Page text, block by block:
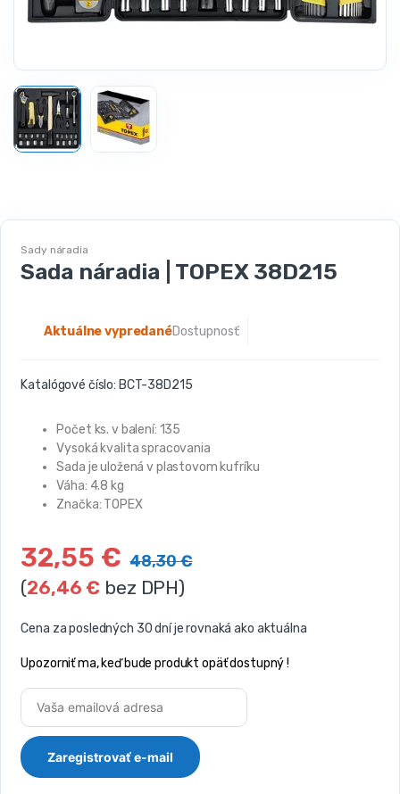
Sady náradia
Sada náradia | TOPEX 38D215
Dostupnosť:
Aktuálne vypredané
Katalógové číslo: BCT-38D215
Počet ks. v balení: 135
Vysoká kvalita spracovania
Sada je uložená v plastovom kufríku
Váha: 4.8 kg
Značka: TOPEX
32,55 € 48,30€
(26,46€ bez DPH)
Cena za posledných 30 dní je rovnaká ako aktuálna
Upozorniť ma, keď bude produkt opäť dostupný !